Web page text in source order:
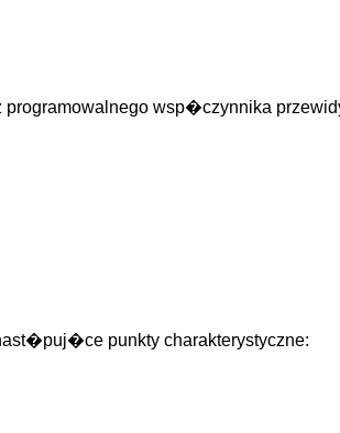
programowalnego wsp�czynnika
punkty charakterystyczne: